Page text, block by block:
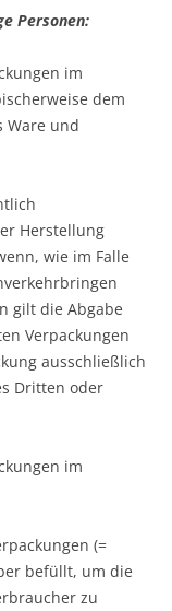
Personen:
im
dem
Ware und
Herstellung
wie im Falle
gilt die Abgabe
Verpackungen
ausschließlich
Dritten oder
im
(=
befüllt, um die
zu